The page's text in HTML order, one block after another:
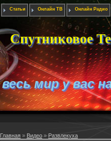
Статьи Онлайн ТВ Онлайн Радио
Спутниковое
весь мир у вас
Главная » Видео » Развлекуха